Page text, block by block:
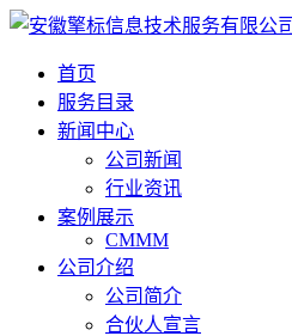
首页
服务目录
新闻中心
公司新闻
行业资讯
案例展示
CMMM
公司介绍
公司简介
合伙人宣言